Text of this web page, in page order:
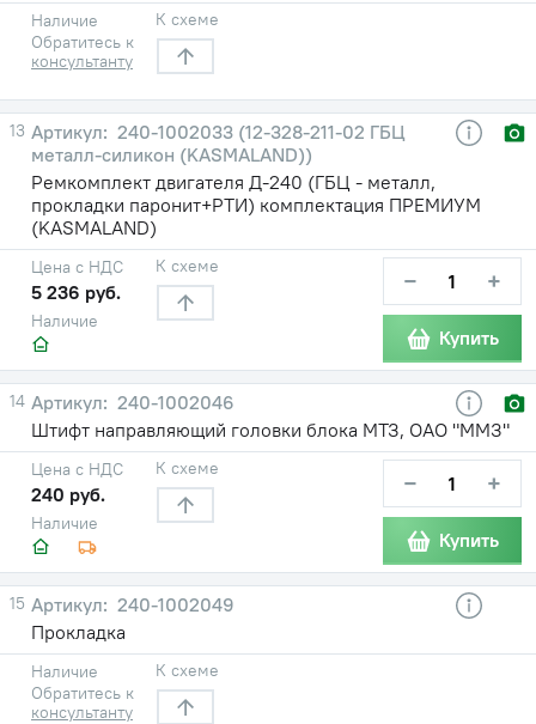
Наличие
Обратитесь к
консультанту
К схеме
13
240-1002033 (12-328-211-02 ГБЦ
металл-силикон (KASMALAND))
Ремкомплект двигателя Д-240 (ГБЦ - металл,
прокладки паронит+РТИ) комплектация ПРЕМИУМ
(KASMALAND)
Наличие
Цена с НДС
5 236 руб.
К схеме − +
Купить
14
240-1002046
Штифт направляющий головки блока МТЗ, ОАО "ММЗ"
Наличие
Цена с НДС
240 руб.
К схеме − +
Купить
15
240-1002049
Прокладка
Наличие
Обратитесь к
консультанту
К схеме